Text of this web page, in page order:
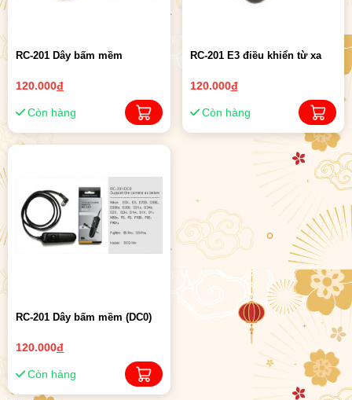
RC-201 Dây bấm mềm
120.000đ
Còn hàng
RC-201 E3 điều khiển từ xa
120.000đ
Còn hàng
RC-201 Dây bấm mềm (DC0)
120.000đ
Còn hàng